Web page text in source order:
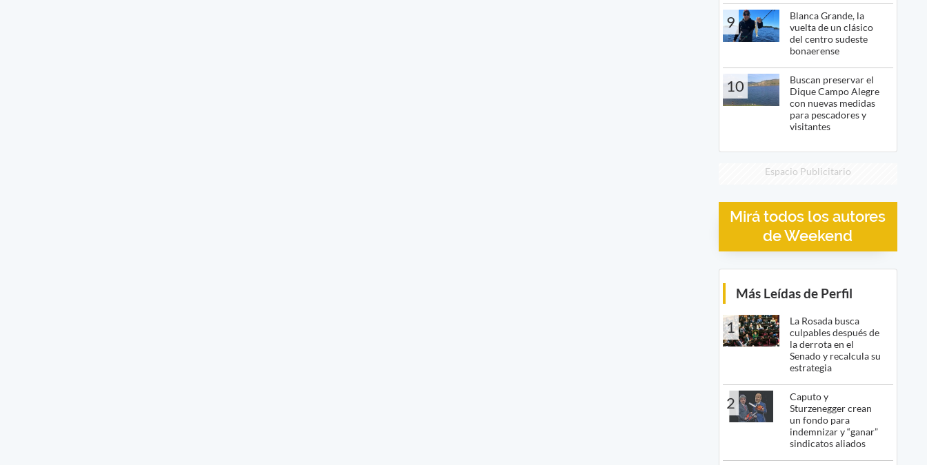
9
Blanca Grande, la
vuelta de un clásico
del centro sudeste
bonaerense
10
Buscan preservar el
Dique Campo Alegre
con nuevas medidas
para pescadores y
visitantes
Espacio Publicitario
Mirá todos los autores
de Weekend
Más Leídas de Perfil
1
La Rosada busca
culpables después de
la derrota en el
Senado y recalcula su
estrategia
2
Caputo y
Sturzenegger crean
un fondo para
indemnizar y “ganar”
sindicatos aliados